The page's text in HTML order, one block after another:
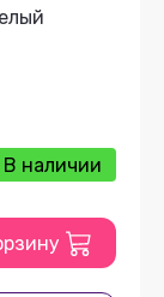
В наличии